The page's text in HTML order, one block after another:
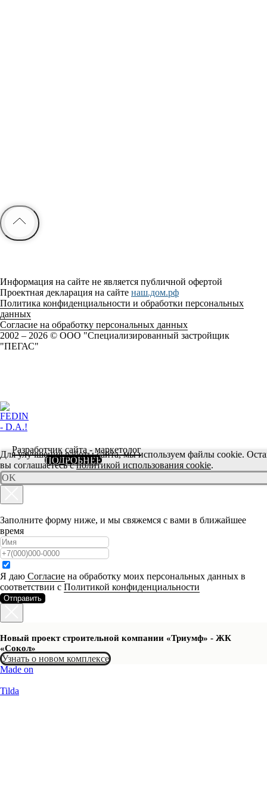
Информация на сайте не является публичной офертой
Проектная декларация на сайте наш.дом.рф
Политика конфиденциальности и обработки персональных
данных
Согласие на обработку персональных данных
2002 – 2026 © ООО "Специализированный застройщик
"ПЕГАС"
Разработчик сайта - маркетолог
ПОДРОБНЕЕ
Для улучшения работы сайта, мы используем файлы cookie.
вы соглашаетесь сполитикой использования cookie.
OK
Заполните форму ниже, и мы свяжемся с вами в ближайшее
время
Я даю Согласие на обработку моих персональных данных в
соответствии с Политикой конфиденциальности
Отправить
Новый проект строительной компании «Триумф» - ЖК
«Сокол»
Узнать о новом комплексе
Made on
Tilda